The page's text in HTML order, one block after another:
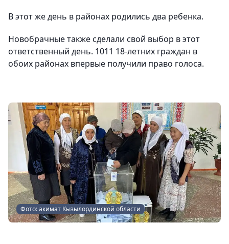
В этот же день в районах родились два ребенка.
Новобрачные также сделали свой выбор в этот
ответственный день. 1011 18-летних граждан в
обоих районах впервые получили право голоса.
Фото: акимат Кызылординской области